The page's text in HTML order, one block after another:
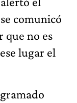
comunicó
que no es
lugar el